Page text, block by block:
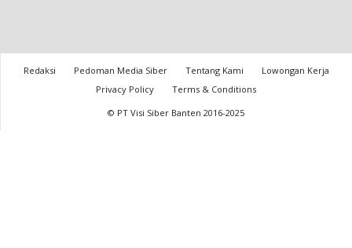
Redaksi Pedoman Media Siber Tentang Kami
Lowongan Kerja
Privacy Policy
Terms & Conditions
© PT Visi Siber Banten 2016-2025